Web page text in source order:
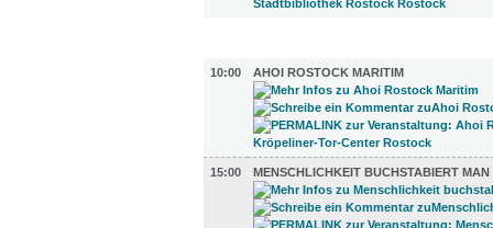
10:00
AHOI ROSTOCK MARITIM
15:00 MENSCHLICHKEIT BUCHSTABIERT